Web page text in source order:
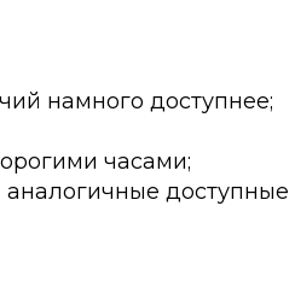
намного доступнее;
часами;
доступные